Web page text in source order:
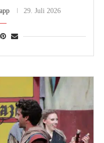
29. Juli 2026